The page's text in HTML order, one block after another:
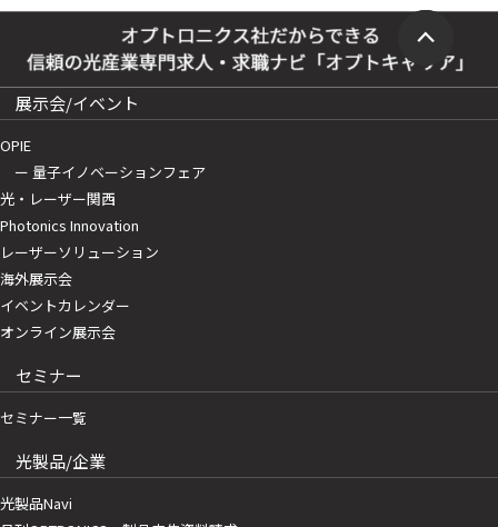
展示会/イベント
OPIE
ー 量子イノベーションフェア
光・レーザー関西
Photonics Innovation
レーザーソリューション
海外展示会
イベントカレンダー
オンライン展示会
セミナー
セミナー一覧
光製品/企業
光製品Navi